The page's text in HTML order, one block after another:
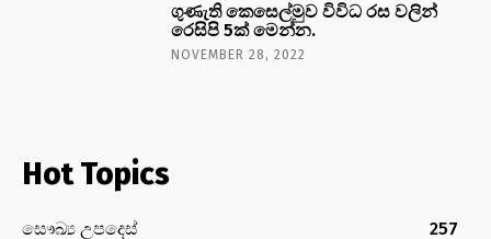
ගුණැති කෙසෙල්මුව විවිධ රස වලින්
රෙසිපි 5ක් මෙන්න.
NOVEMBER 28, 2022
Hot Topics
සෞඛ්‍ය උපදෙස්
257